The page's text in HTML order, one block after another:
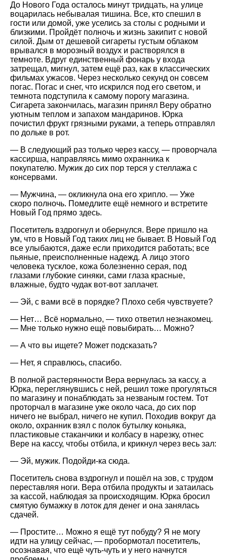
До Нового Года осталось минут тридцать, на улице
воцарилась небывалая тишина. Все, кто спешил в
гости или домой, уже уселись за столы с родными и
близкими. Пройдёт полночь и жизнь закипит с новой
силой. Дым от дешевой сигареты густым облаком
врывался в морозный воздух и растворялся в
темноте. Вдруг единственный фонарь у входа
затрещал, мигнул, затем ещё раз, как в классических
фильмах ужасов. Через несколько секунд он совсем
погас. Погас и снег, что искрился под его светом, и
темнота подступила к самому порогу магазина.
Сигарета закончилась, магазин принял Веру обратно
уютным теплом и запахом мандаринов. Юрка
почистил фрукт грязными руками, а теперь отправлял
по дольке в рот.
— В следующий раз только через кассу, — проворчала
кассирша, направляясь мимо охранника к
покупателю. Мужик до сих пор терся у стеллажа с
консервами.
— Мужчина, — окликнула она его хрипло. — Уже
скоро полночь. Помедлите ещё немного и встретите
Новый Год прямо здесь.
Посетитель вздрогнул и обернулся. Вере пришло на
ум, что в Новый Год таких лиц не бывает. В Новый Год
все улыбаются, даже если приходится работать; все
пьяные, преисполненные надежд. А лицо этого
человека тусклое, кожа болезненно серая, под
глазами глубокие синяки, сами глаза красные,
влажные, будто чудак вот-вот заплачет.
— Эй, с вами всё в порядке? Плохо себя чувствуете?
— Нет… Всё нормально, — тихо ответил незнакомец.
— Мне только нужно ещё повыбирать… Можно?
— А что вы ищете? Может подсказать?
— Нет, я справлюсь, спасибо.
В полной растерянности Вера вернулась за кассу, а
Юрка, переглянувшись с ней, решил тоже прогуляться
по магазину и понаблюдать за незваным гостем. Тот
проторчал в магазине уже около часа, до сих пор
ничего не выбрал, ничего не купил. Походив вокруг да
около, охранник взял с полок бутылку коньяка,
пластиковые стаканчики и колбасу в нарезку, отнес
Вере на кассу, чтобы отбила, и крикнул через весь зал:
— Эй, мужик. Подойди-ка сюда.
Посетитель снова вздрогнул и пошёл на зов, с трудом
переставляя ноги. Вера отбила продукты и затаилась
за кассой, наблюдая за происходящим. Юрка бросил
смятую бумажку в лоток для денег и она занялась
сдачей.
— Простите… Можно я ещё тут побуду? Я не могу
идти на улицу сейчас, — пробормотал посетитель,
осознавая, что ещё чуть-чуть и у него начнутся